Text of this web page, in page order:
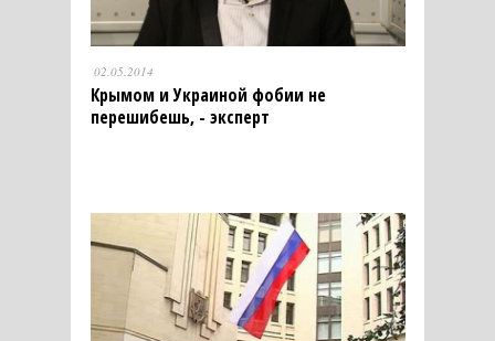
02.05.2014
Крымом и Украиной фобии не
перешибешь, - эксперт